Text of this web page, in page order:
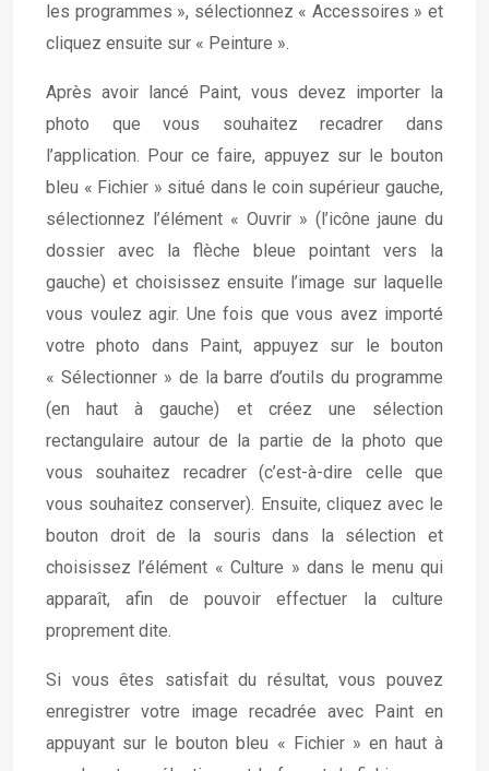
les programmes », sélectionnez « Accessoires » et
cliquez ensuite sur « Peinture ».
Après avoir lancé Paint, vous devez importer la
photo que vous souhaitez recadrer dans
l’application. Pour ce faire, appuyez sur le bouton
bleu « Fichier » situé dans le coin supérieur gauche,
sélectionnez l’élément « Ouvrir » (l’icône jaune du
dossier avec la flèche bleue pointant vers la
gauche) et choisissez ensuite l’image sur laquelle
vous voulez agir. Une fois que vous avez importé
votre photo dans Paint, appuyez sur le bouton
« Sélectionner » de la barre d’outils du programme
(en haut à gauche) et créez une sélection
rectangulaire autour de la partie de la photo que
vous souhaitez recadrer (c’est-à-dire celle que
vous souhaitez conserver). Ensuite, cliquez avec le
bouton droit de la souris dans la sélection et
choisissez l’élément « Culture » dans le menu qui
apparaît, afin de pouvoir effectuer la culture
proprement dite.
Si vous êtes satisfait du résultat, vous pouvez
enregistrer votre image recadrée avec Paint en
appuyant sur le bouton bleu « Fichier » en haut à